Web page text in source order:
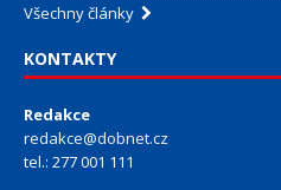
Všechny články
KONTAKTY
Redakce
redakce@dobnet.cz
tel.: 277 001 111